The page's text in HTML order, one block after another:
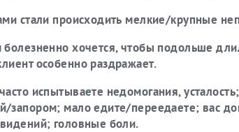
стали происходить мелкие/крупные
болезненно хочется, чтобы подольше
особенно раздражает.
испытываете недомогания,
запором; мало едите/переедаете; вас
головные боли.